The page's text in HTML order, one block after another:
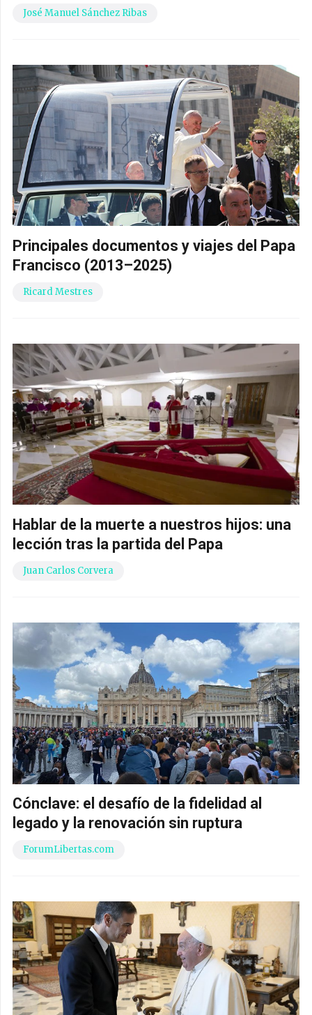
José Manuel Sánchez Ribas
Principales documentos y viajes del Papa
Francisco (2013–2025)
Ricard Mestres
Hablar de la muerte a nuestros hijos: una
lección tras la partida del Papa
Juan Carlos Corvera
Cónclave: el desafío de la fidelidad al
legado y la renovación sin ruptura
ForumLibertas.com